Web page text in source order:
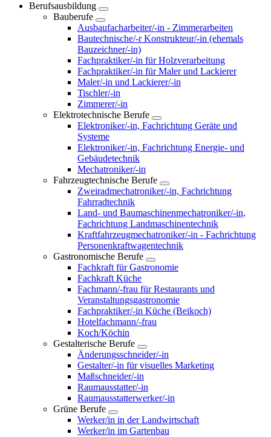
Berufsausbildung
Bauberufe
Ausbaufacharbeiter/-in - Zimmerarbeiten
Bautechnische/-r Konstrukteur/-in (ehemals
Bauzeichner/-in)
Fachpraktiker/-in für Holzverarbeitung
Fachpraktiker/-in für Maler und Lackierer
Maler/-in und Lackierer/-in
Tischler/-in
Zimmerer/-in
Elektrotechnische Berufe
Elektroniker/-in, Fachrichtung Geräte und
Systeme
Elektroniker/-in, Fachrichtung Energie- und
Gebäudetechnik
Mechatroniker/-in
Fahrzeugtechnische Berufe
Zweiradmechatroniker/-in, Fachrichtung
Fahrradtechnik
Land- und Baumaschinenmechatroniker/-in,
Fachrichtung Landmaschinentechnik
Kraftfahrzeugmechatroniker/-in - Fachrichtung
Personenkraftwagentechnik
Gastronomische Berufe
Fachkraft für Gastronomie
Fachkraft Küche
Fachmann/-frau für Restaurants und
Veranstaltungsgastronomie
Fachpraktiker/-in Küche (Beikoch)
Hotelfachmann/-frau
Koch/Köchin
Gestalterische Berufe
Änderungsschneider/-in
Gestalter/-in für visuelles Marketing
Maßschneider/-in
Raumausstatter/-in
Raumausstatterwerker/-in
Grüne Berufe
Werker/in in der Landwirtschaft
Werker/in im Gartenbau